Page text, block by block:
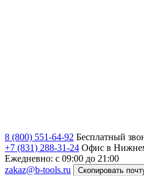
8 (800) 551-64-92 Бесплатный
+7 (831) 288-31-24 Офис в
Ежедневно: с 09:00 до 21:00
zakaz@b-tools.ru
Скопировать